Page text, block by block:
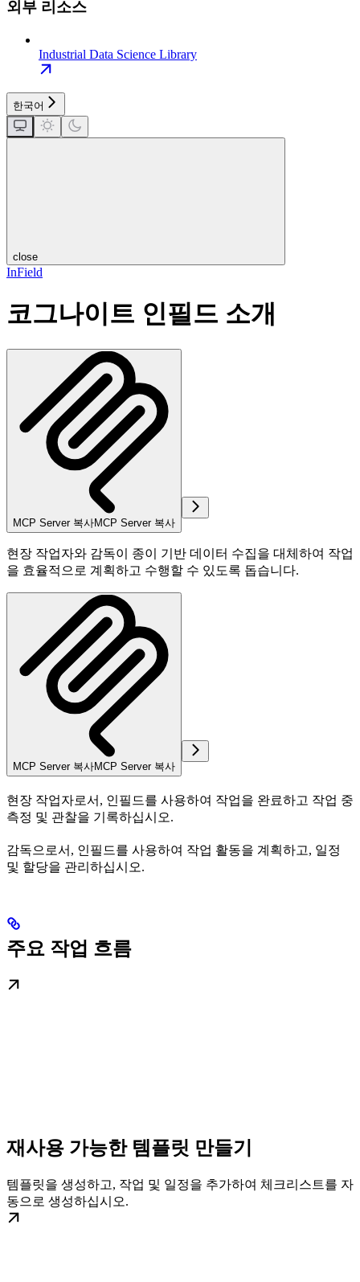
외부 리소스
Industrial Data Science Library
한국어
close
InField
코그나이트 인필드 소개
MCP Server 복사MCP Server 복사
현장 작업자와 감독이 종이 기반 데이터 수집을 대체하여 작업
을 효율적으로 계획하고 수행할 수 있도록 돕습니다.
MCP Server 복사MCP Server 복사
현장 작업자로서, 인필드를 사용하여 작업을 완료하고 작업 중
측정 및 관찰을 기록하십시오.
감독으로서, 인필드를 사용하여 작업 활동을 계획하고, 일정
및 할당을 관리하십시오.
주요 작업 흐름
재사용 가능한 템플릿 만들기
템플릿을 생성하고, 작업 및 일정을 추가하여 체크리스트를 자
동으로 생성하십시오.